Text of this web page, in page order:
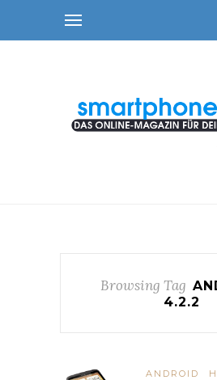
Browsing Tag
4.2.2
ANDROID